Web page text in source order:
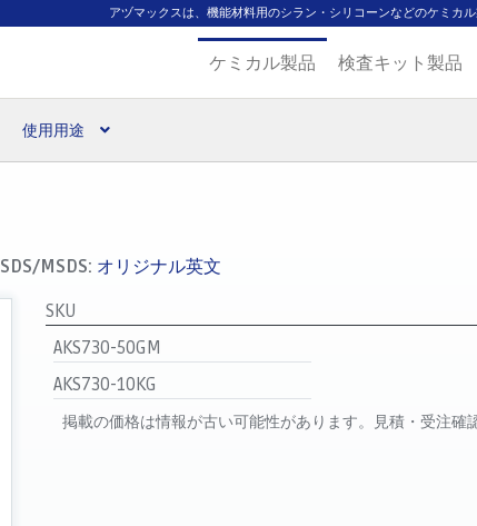
アヅマックスは、機能材料用のシラン・シリコーンなどのケミカ
ケミカル製品 検査キット製品
使用用途
SDS/MSDS: オリジナル英文
SKU
AKS730-50GM
AKS730-10KG
掲載の価格は情報が古い可能性があります。見積・受注確